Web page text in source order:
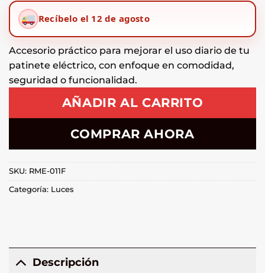
Recíbelo el 12 de agosto
Accesorio práctico para mejorar el uso diario de tu
patinete eléctrico, con enfoque en comodidad,
seguridad o funcionalidad.
AÑADIR AL CARRITO
COMPRAR AHORA
SKU: RME-011F
Categoría: Luces
Descripción